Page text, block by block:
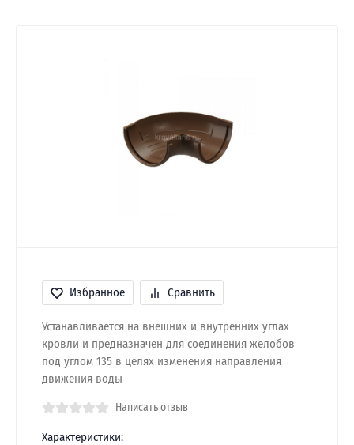
Избранное Сравнить
Устанавливается на внешних и внутренних углах
кровли и предназначен для соединения желобов
под углом 135 в целях изменения направления
движения воды
Написать отзыв
Характеристики: